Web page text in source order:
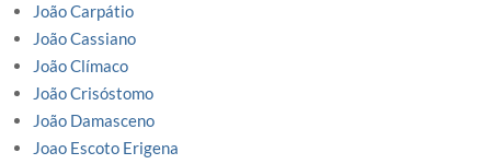
João Carpátio
João Cassiano
João Clímaco
João Crisóstomo
João Damasceno
Joao Escoto Erigena